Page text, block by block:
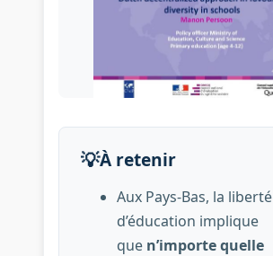
Image
💡À retenir
Aux Pays-Bas, la liberté
d’éducation implique
que n’importe quelle